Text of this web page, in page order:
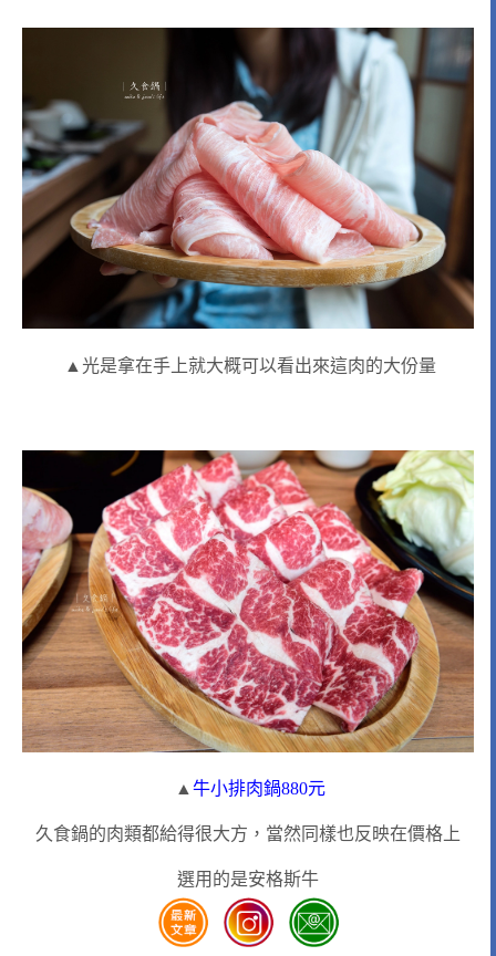
▲光是拿在手上就大概可以看出來這肉的大份量
▲牛小排肉鍋880元
久食鍋的肉類都給得很大方，當然同樣也反映在價格上
選用的是安格斯牛